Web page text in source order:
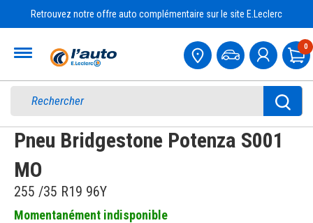
Retrouvez notre offre auto complémentaire sur le site E.Leclerc
0
Pneu Bridgestone Potenza S001
MO
255 /35 R19 96Y
Momentanément indisponible